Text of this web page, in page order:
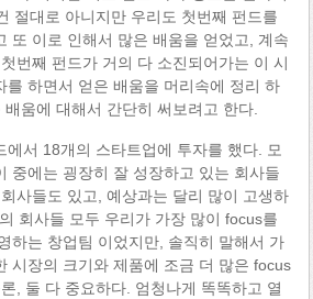
절대로 아니지만 우리도 첫번째 펀드를
또 이로 인해서 많은 배움을 얻었고, 계속
번째 펀드가 거의 다 소진되어가는 이 시
를 하면서 얻은 배움을 머리속에 정리 하
움에 대해서 간단히 써보려고 한다.
에서 18개의 스타트업에 투자를 했다. 모
중에는 굉장히 잘 성장하고 있는 회사들
사들도 있고, 예상과는 달리 많이 고생하
회사들 모두 우리가 가장 많이 focus를
하는 창업팀 이었지만, 솔직히 말해서 가
시장의 크기와 제품에 조금 더 많은 focus
, 둘 다 중요하다. 엄청나게 똑똑하고 열